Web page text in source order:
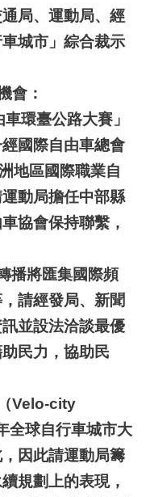
局、運動局、經
城市」綜合裁示
會：
環臺公路大賽」
國際自由車總會
地區國際職業自
動局擔任中部縣
協會保持聯繫，
播將匯集國際頻
請經發局、新聞
並設法洽談最優
民力，協助民
Velo-city
全球自行車城市大
因此請運動局籌
規劃上的表現，